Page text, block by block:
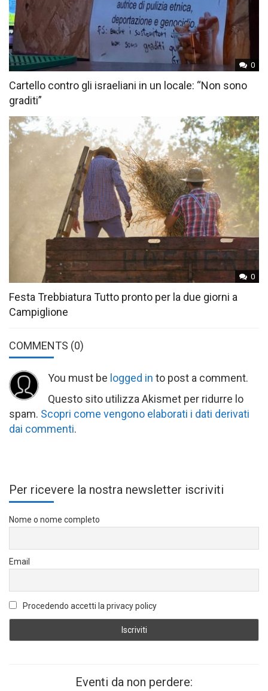
0
Cartello contro gli israeliani in un locale: “Non sono
graditi”
0
Festa Trebbiatura Tutto pronto per la due giorni a
Campiglione
COMMENTS (0)
You must be logged in to post a comment.
Questo sito utilizza Akismet per ridurre lo
spam. Scopri come vengono elaborati i dati derivati
dai commenti.
Per ricevere la nostra newsletter iscriviti
Nome o nome completo
Email
Procedendo accetti la privacy policy
Eventi da non perdere: